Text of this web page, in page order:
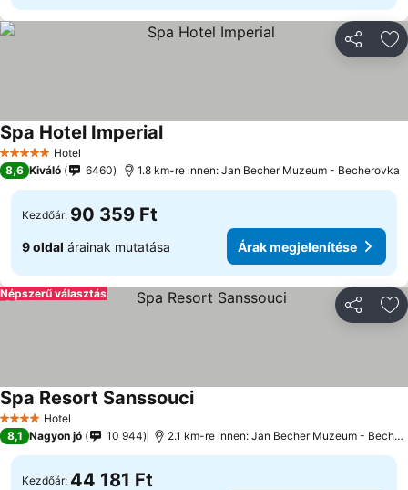
5 KategóriaHotel
Spa Hotel Imperial
8,6 Kiváló 6460 1.8 km-re innen: Jan Becher Muzeum - Becherovka
Kezdőár: 90 359 Ft
9 oldal árainak mutatása Árak megjelenítése
Népszerű választás
4 KategóriaHotel
Spa Resort Sanssouci
8,1 Nagyon jó 10 944 2.1 km-re innen: Jan Becher Muzeum - Becherovka
Kezdőár: 44 181 Ft